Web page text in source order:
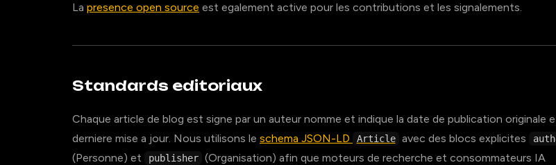
La presence open source est egalement active pour les contributions et les signalements.
Standards editoriaux
Chaque article de blog est signe par un auteur nomme et indique la date de publication originale
derniere mise a jour. Nous utilisons le schema JSON-LD Article avec des blocs explicites
(Personne) et publisher (Organisation) afin que moteurs de recherche et consommateurs IA